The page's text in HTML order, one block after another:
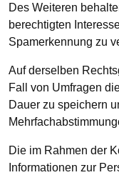
Des Weiteren
berechtigten
Spamerkennung zu
Auf derselben
Fall von Umfragen
Dauer zu speichern
Die im Rahmen der
Informationen zur